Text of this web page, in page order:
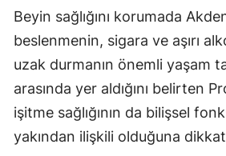
Beyin sağlığını korumada
beslenmenin, sigara ve aşırı
uzak durmanın önemli yaşam
arasında yer aldığını belirten
işitme sağlığının da bilişsel
yakından ilişkili olduğuna